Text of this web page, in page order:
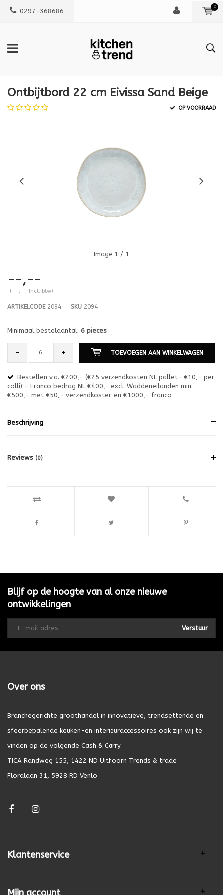
0297-368686
0
Ontbijtbord 22 cm Eivissa Sand Beige
OP VOORRAAD
Image 1 / 1
--,--
(--,-- Incl. btw)
ARTIKELCODE2094 SKU 2094
Minimaal bestelaantal: 6 pieces
- + TOEVOEGEN AAN WINKELWAGEN
Bestellen v.a. €200,- (€25 verzendkosten NL pallet- €10,- per
colli) - Franco bedrag NL €400,- excl. Waddeneilanden min.
€500,- met €50,- verzendkosten en €1000,- franco
Beschrijving
Reviews (0)
Blijf op de hoogte van al onze nieuwe
ontwikkelingen
Verstuur
Over ons
Branchegerichte groothandel in innovatieve, trendsettende en
sfeerbepalende keuken-en interieuraccessoires ook zijn wij te
vinden op de volgende Cash & Carry
TICA Randweg 155, 1422 ND Uithoorn Trends & trade
Floralaan 31, 5928 RD Venlo
Klantenservice
Mijn account